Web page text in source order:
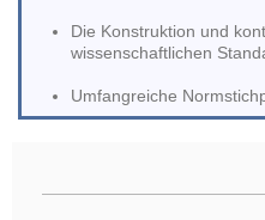
Die Konstruktion und
wissenschaftlichen
Umfangreiche